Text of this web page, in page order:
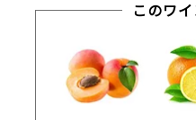
このワ